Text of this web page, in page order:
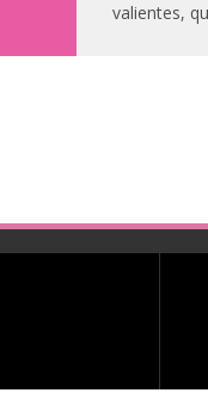
valientes,